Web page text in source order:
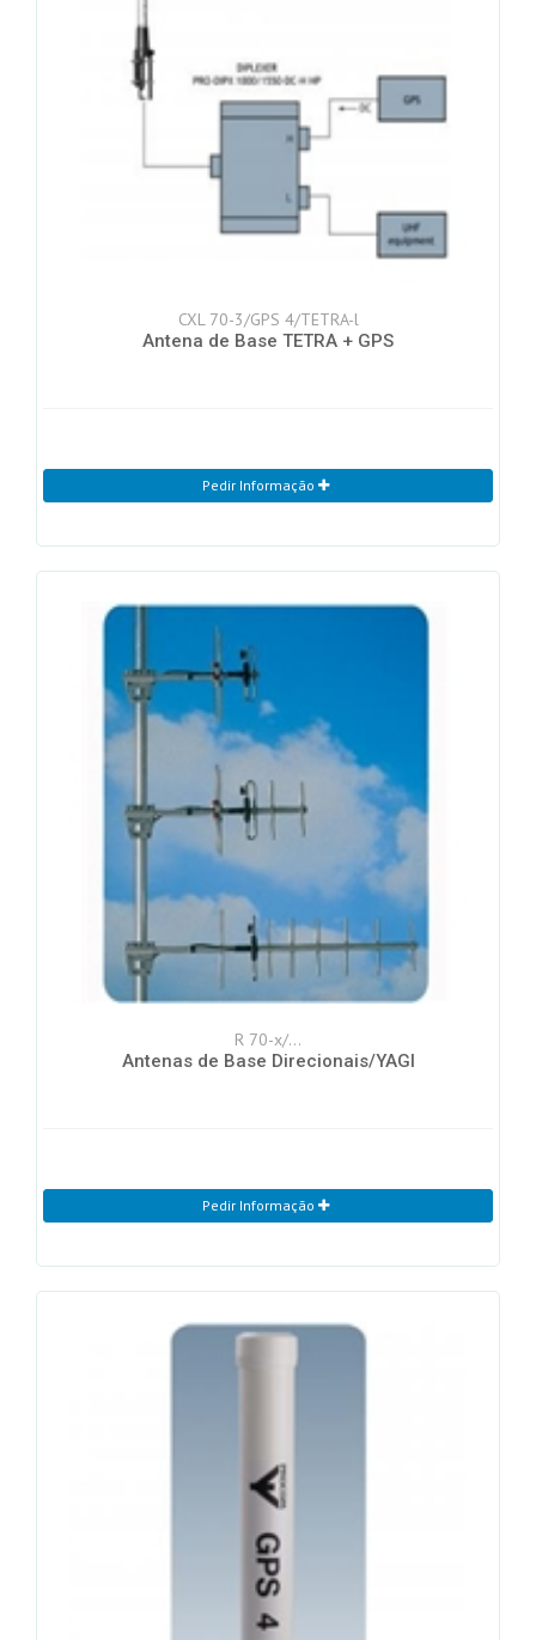
CXL 70-3/GPS 4/TETRA-l
Antena de Base TETRA + GPS
Pedir Informação
R 70-x/...
Antenas de Base Direcionais/YAGI
Pedir Informação